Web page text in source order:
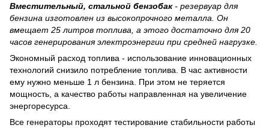
Вместительный, стальной бензобак- резервуар для
бензина изготовлен из высокопрочного металла. Он
вмещает 25 литров топлива, а этого достаточно для 20
часов генерирования электроэнергии при средней нагрузке.
Экономный расход топлива - использование инновационных
технологий снизило потребление топлива. В час активности
ему нужно меньше 1 л бензина. При этом не теряется
мощность, а качество работы направленная на увеличение
энергоресурса.
Все генераторы проходят тестирование стабильности работы